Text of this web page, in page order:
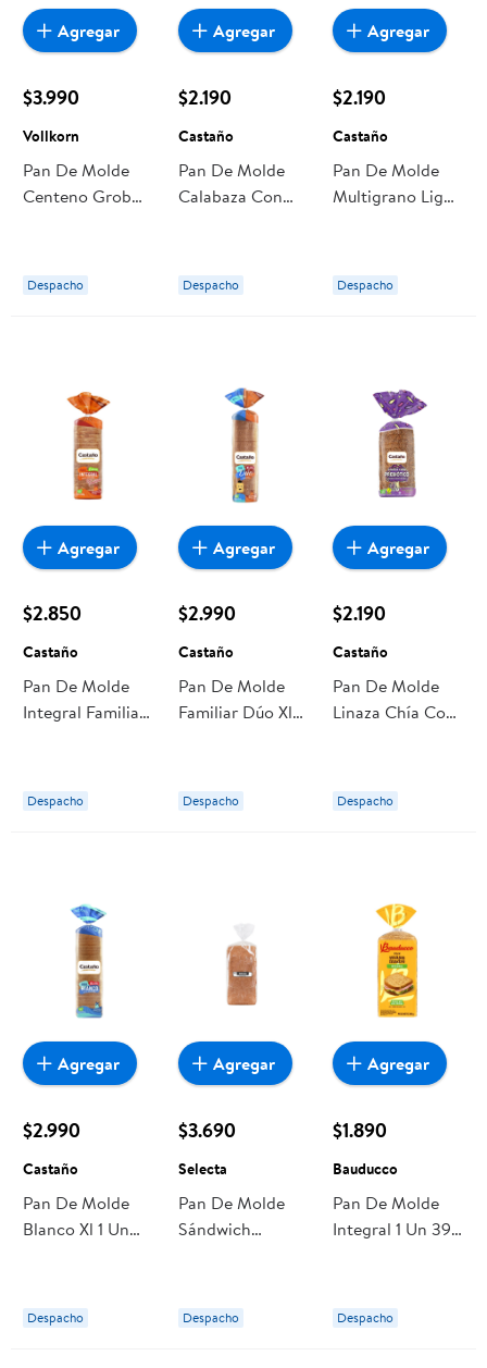
$3.990
Vollkorn
Pan De Molde
Centeno Grob
Despacho
Agregar
$2.190
Castaño
Pan De Molde
Calabaza Con
Castaño
Despacho
Agregar
$2.190
Castaño
Pan De Molde
Multigrano Light
Despacho
Agregar
$2.850
Castaño
Pan De Molde
Integral Familiar
Despacho
Agregar
$2.990
Castaño
Pan De Molde
Familiar Dúo Xl
Despacho
Agregar
$2.190
Castaño
Pan De Molde
Linaza Chía Con
Despacho
Agregar
$2.990
Castaño
Pan De Molde
Blanco Xl 1 Un
Despacho
Agregar
$3.690
Selecta
Pan De Molde
Sándwich
Despacho
Agregar
$1.890
Bauducco
Pan De Molde
Integral 1 Un 390
Despacho
Agregar